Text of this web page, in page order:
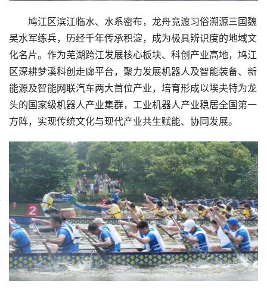
业
圈
投
融
资
商
学
院
鸠江区滨江临水、水系密布，龙舟竞渡习俗溯源三国魏
吴水军练兵，历经千年传承积淀，成为极具辨识度的地域文
化名片。作为芜湖跨江发展核心板块、科创产业高地，鸠江
区深耕梦溪科创走廊平台，聚力发展机器人及智能装备、新
能源及智能网联汽车两大首位产业，培育形成以埃夫特为龙
头的国家级机器人产业集群，工业机器人产业稳居全国第一
方阵，实现传统文化与现代产业共生赋能、协同发展。